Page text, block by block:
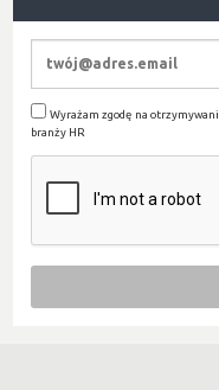
Wyrażam zgodę na
branży HR